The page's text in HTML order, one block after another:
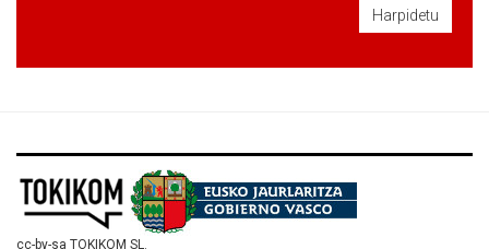
Harpidetu
cc-by-sa TOKIKOM SL.